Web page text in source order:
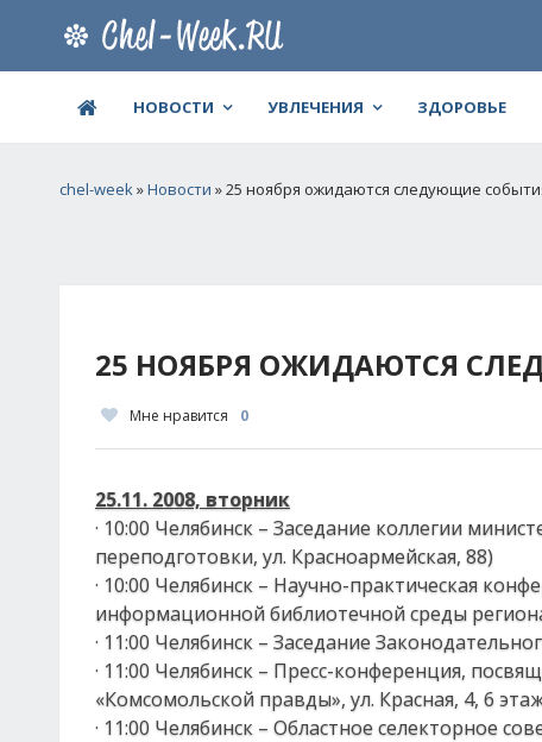
НОВОСТИ УВЛЕЧЕНИЯ ЗДОРОВЬЕ
chel-week»Новости » 25 ноября ожидаются следующие
25 НОЯБРЯ ОЖИДАЮТСЯ
Мне нравится 0
25.11. 2008, вторник
· 10:00 Челябинск – Заседание коллегии
переподготовки, ул. Красноармейская, 88)
· 10:00 Челябинск – Научно-практическая
информационной библиотечной среды
· 11:00 Челябинск – Заседание
· 11:00 Челябинск – Пресс-конференция,
«Комсомольской правды», ул. Красная, 4, 6
· 11:00 Челябинск – Областное селекторное